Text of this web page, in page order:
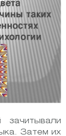
Затем их